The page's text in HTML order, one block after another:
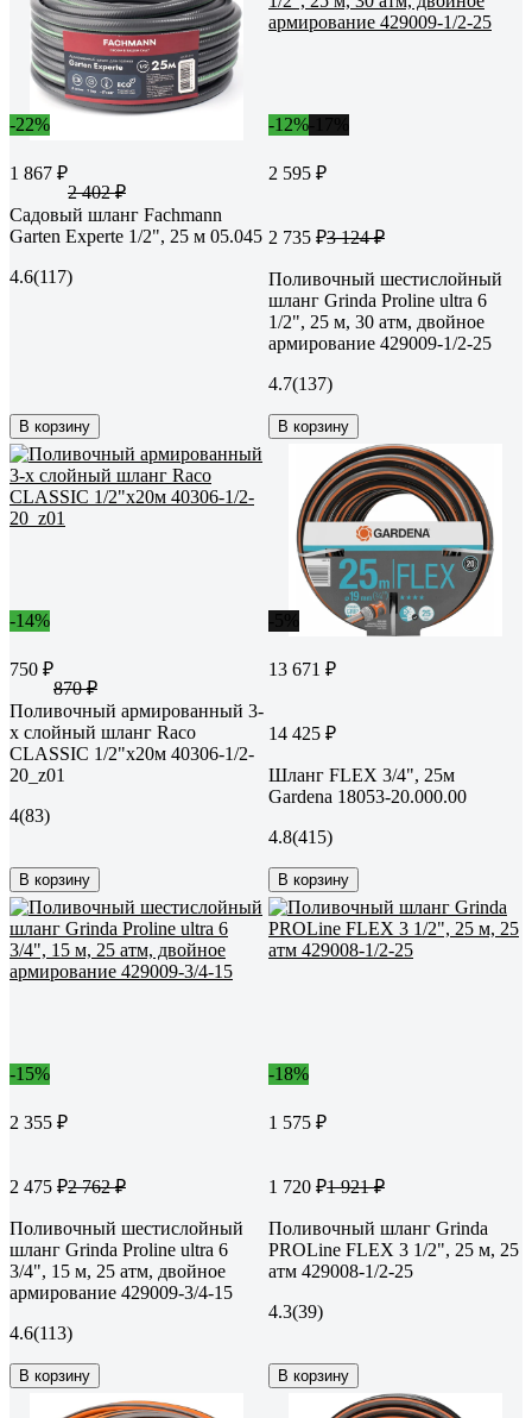
-22%
1 867 ₽
2 402 ₽
Садовый шланг Fachmann
Garten Experte 1/2", 25 м 05.045
4.6(117)
В корзину
-12%
2 595 ₽
2 735 ₽3 124 ₽
Поливочный шестислойный
шланг Grinda Proline ultra 6
1/2", 25 м, 30 атм, двойное
армирование 429009-1/2-25
4.7(137)
В корзину
-14%
750 ₽
870 ₽
Поливочный армированный 3-
х слойный шланг Raco
CLASSIC 1/2"x20м 40306-1/2-
20_z01
4(83)
В корзину
13 671 ₽
14 425 ₽
Шланг FLEX 3/4", 25м
Gardena 18053-20.000.00
4.8(415)
В корзину
-15%
2 355 ₽
2 475 ₽2 762 ₽
Поливочный шестислойный
шланг Grinda Proline ultra 6
3/4", 15 м, 25 атм, двойное
армирование 429009-3/4-15
4.6(113)
В корзину
-18%
1 575 ₽
1 720 ₽1 921 ₽
Поливочный шланг Grinda
PROLine FLEX 3 1/2", 25 м, 25
атм 429008-1/2-25
4.3(39)
В корзину